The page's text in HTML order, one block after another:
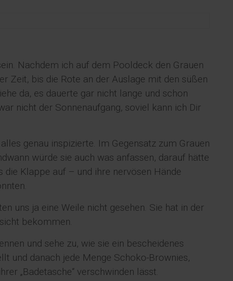
Nachdem ich auf dem Pooldeck den Grauen
Zeit, bis die Rote an der Auslage mit den süßen
da, es dauerte gar nicht lange und schon
nicht der Sonnenaufgang, soviel kann ich Dir
genau inspizierte. Im Gegensatz zum Grauen
würde sie auch was anfassen, darauf hätte
Klappe auf – und ihre nervösen Hände
uns ja eine Weile nicht gesehen. Sie hat in der
bekommen.
und sehe zu, wie sie ein bescheidenes
und danach jede Menge Schoko-Brownies,
„Badetasche“ verschwinden lässt.